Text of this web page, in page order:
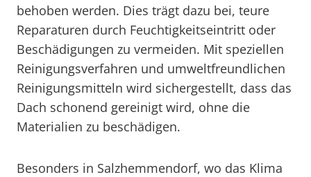
behoben werden. Dies trägt dazu bei, teure
Reparaturen durch Feuchtigkeitseintritt oder
Beschädigungen zu vermeiden. Mit speziellen
Reinigungsverfahren und umweltfreundlichen
Reinigungsmitteln wird sichergestellt, dass das
Dach schonend gereinigt wird, ohne die
Materialien zu beschädigen.
Besonders in Salzhemmendorf, wo das Klima